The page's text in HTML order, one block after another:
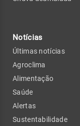
Notícias
Últimas notícias
Agroclima
Alimentação
Saúde
Alertas
Sustentabilidade